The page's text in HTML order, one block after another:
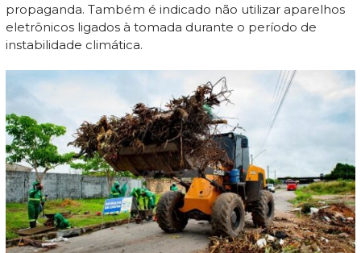
propaganda. Também é indicado não utilizar aparelhos
eletrônicos ligados à tomada durante o período de
instabilidade climática.